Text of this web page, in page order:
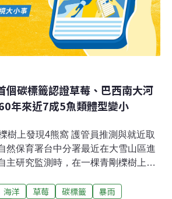
跡以環境部公布之「碳足跡類別規則
果」為依據，紀錄草莓從生產到廢
量。盤點結果顯示，台一休
個碳標籤認證草莓、巴西南大河
年來近7成5魚類體型變小
樹上發現4熊窩 護管員推測與就近取
然保育署台中分署最近在大雪山區進
主研究監測時，在一棵青剛櫟樹上發
性。另外玉管處也發現，玉山園區的
海洋 草莓 碳標籤
暴雨